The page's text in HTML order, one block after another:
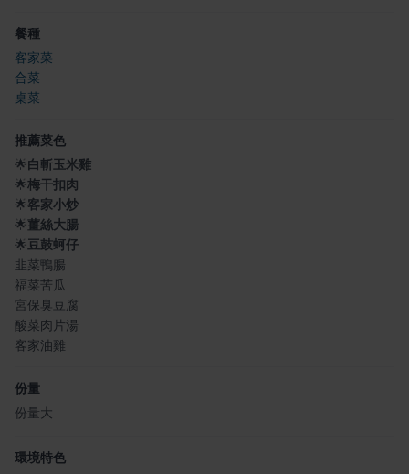
餐種
客家菜
合菜
桌菜
推薦菜色
🌟白斬玉米雞
🌟梅干扣肉
🌟客家小炒
🌟薑絲大腸
🌟豆鼓蚵仔
韭菜鴨腸
福菜苦瓜
宮保臭豆腐
酸菜肉片湯
客家油雞
份量
份量大
環境特色